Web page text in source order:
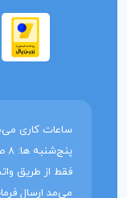
می‌مد ارسال